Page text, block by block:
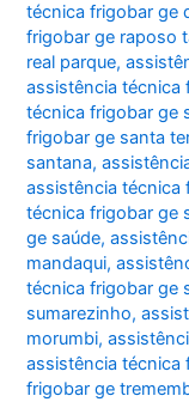
técnica frigobar ge
frigobar ge raposo
real parque,
assistência técnica
técnica frigobar ge
frigobar ge santa
santana,
assistência técnica
técnica frigobar ge
ge saúde,
mandaqui,
técnica frigobar ge
sumarezinho,
morumbi,
assistência técnica
frigobar ge